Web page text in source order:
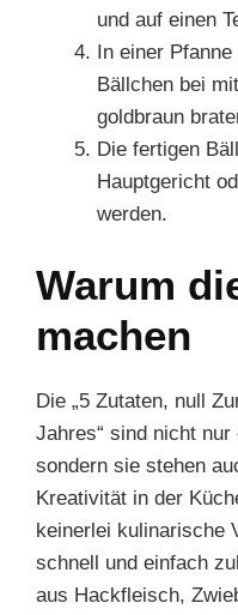
und auf einen
In einer
Bällchen bei
goldbraun
Die fertigen
Hauptgericht
werden.
Warum
machen
Die „5 Zutaten, null
Jahres“ sind nicht
sondern sie stehen
Kreativität in der
keinerlei kulinarische
schnell und einfach
aus Hackfleisch,